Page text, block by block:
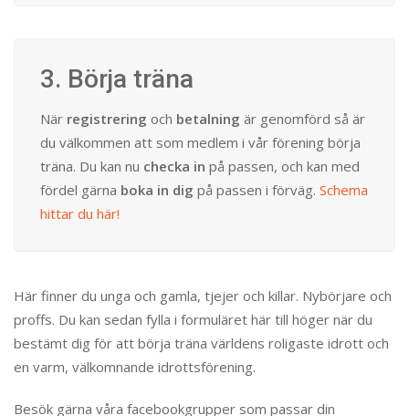
3. Börja träna
När registrering och betalning är genomförd så är
du välkommen att som medlem i vår förening börja
träna. Du kan nu checka in på passen, och kan med
fördel gärna boka in dig på passen i förväg. Schema
hittar du här!
Här finner du unga och gamla, tjejer och killar. Nybörjare och
proffs. Du kan sedan fylla i formuläret här till höger när du
bestämt dig för att börja träna världens roligaste idrott och
en varm, välkomnande idrottsförening.
Besök gärna våra facebookgrupper som passar din